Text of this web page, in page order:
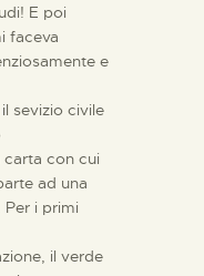
E poi
faceva
e
sevizio civile
con cui
ad una
i primi
il verde